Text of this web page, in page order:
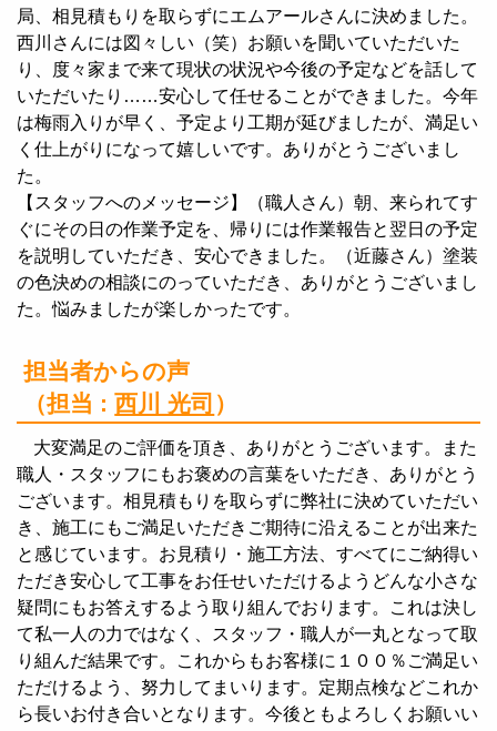
局、相見積もりを取らずにエムアールさんに決めました。
西川さんには図々しい（笑）お願いを聞いていただいた
り、度々家まで来て現状の状況や今後の予定などを話して
いただいたり……安心して任せることができました。今年
は梅雨入りが早く、予定より工期が延びましたが、満足い
く仕上がりになって嬉しいです。ありがとうございまし
た。
【スタッフへのメッセージ】（職人さん）朝、来られてす
ぐにその日の作業予定を、帰りには作業報告と翌日の予定
を説明していただき、安心できました。（近藤さん）塗装
の色決めの相談にのっていただき、ありがとうございまし
た。悩みましたが楽しかったです。
担当者からの声
（担当 :西川 光司 ）
大変満足のご評価を頂き、ありがとうございます。また
職人・スタッフにもお褒めの言葉をいただき、ありがとう
ございます。相見積もりを取らずに弊社に決めていただい
き、施工にもご満足いただきご期待に沿えることが出来た
と感じています。お見積り・施工方法、すべてにご納得い
ただき安心して工事をお任せいただけるようどんな小さな
疑問にもお答えするよう取り組んでおります。これは決し
て私一人の力ではなく、スタッフ・職人が一丸となって取
り組んだ結果です。これからもお客様に１００％ご満足い
ただけるよう、努力してまいります。定期点検などこれか
ら長いお付き合いとなります。今後ともよろしくお願いい